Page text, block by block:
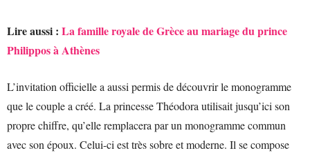
Lire aussi : La famille royale de Grèce au mariage du prince
Philippos à Athènes
L’invitation officielle a aussi permis de découvrir le monogramme
que le couple a créé. La princesse Théodora utilisait jusqu’ici son
propre chiffre, qu’elle remplacera par un monogramme commun
avec son époux. Celui-ci est très sobre et moderne. Il se compose